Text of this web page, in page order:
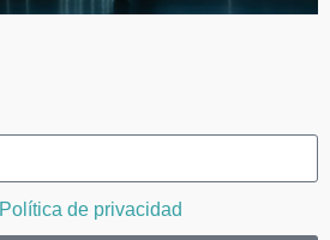
Política de privacidad